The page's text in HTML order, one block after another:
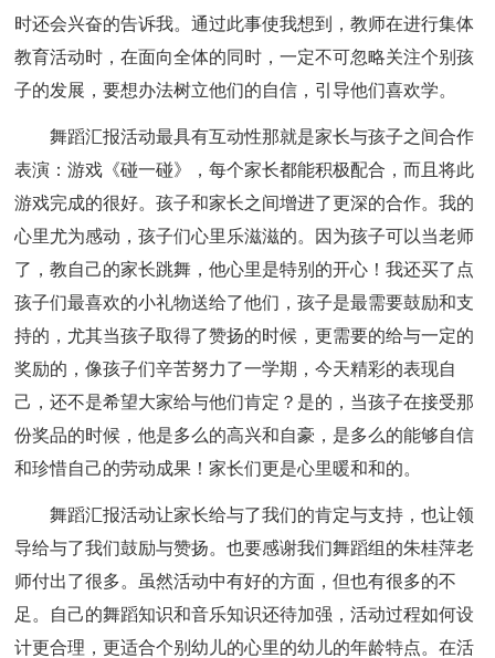
时还会兴奋的告诉我。通过此事使我想到，教师在进行集体
教育活动时，在面向全体的同时，一定不可忽略关注个别孩
子的发展，要想办法树立他们的自信，引导他们喜欢学。
舞蹈汇报活动最具有互动性那就是家长与孩子之间合作
表演：游戏《碰一碰》，每个家长都能积极配合，而且将此
游戏完成的很好。孩子和家长之间增进了更深的合作。我的
心里尤为感动，孩子们心里乐滋滋的。因为孩子可以当老师
了，教自己的家长跳舞，他心里是特别的开心！我还买了点
孩子们最喜欢的小礼物送给了他们，孩子是最需要鼓励和支
持的，尤其当孩子取得了赞扬的时候，更需要的给与一定的
奖励的，像孩子们辛苦努力了一学期，今天精彩的表现自
己，还不是希望大家给与他们肯定？是的，当孩子在接受那
份奖品的时候，他是多么的高兴和自豪，是多么的能够自信
和珍惜自己的劳动成果！家长们更是心里暖和和的。
舞蹈汇报活动让家长给与了我们的肯定与支持，也让领
导给与了我们鼓励与赞扬。也要感谢我们舞蹈组的朱桂萍老
师付出了很多。虽然活动中有好的方面，但也有很多的不
足。自己的舞蹈知识和音乐知识还待加强，活动过程如何设
计更合理，更适合个别幼儿的心里的幼儿的年龄特点。在活